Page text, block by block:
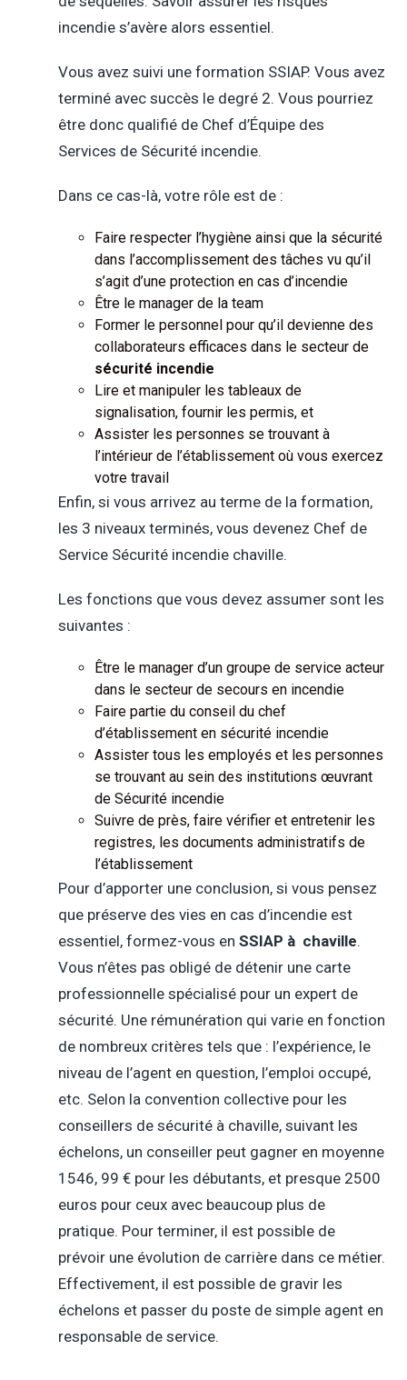
incendie s’avère alors essentiel.
Vous avez suivi une formation SSIAP. Vous avez
terminé avec succès le degré 2. Vous pourriez
être donc qualifié de Chef d’Équipe des
Services de Sécurité incendie.
Dans ce cas-là, votre rôle est de :
Faire respecter l’hygiène ainsi que la sécurité
dans l’accomplissement des tâches vu qu’il
s’agit d’une protection en cas d’incendie
Être le manager de la team
Former le personnel pour qu’il devienne des
collaborateurs efficaces dans le secteur de
sécurité incendie
Lire et manipuler les tableaux de
signalisation, fournir les permis, et
Assister les personnes se trouvant à
l’intérieur de l’établissement où vous exercez
votre travail
Enfin, si vous arrivez au terme de la formation,
les 3 niveaux terminés, vous devenez Chef de
Service Sécurité incendie chaville.
Les fonctions que vous devez assumer sont les
suivantes :
Être le manager d’un groupe de service acteur
dans le secteur de secours en incendie
Faire partie du conseil du chef
d’établissement en sécurité incendie
Assister tous les employés et les personnes
se trouvant au sein des institutions œuvrant
de Sécurité incendie
Suivre de près, faire vérifier et entretenir les
registres, les documents administratifs de
l’établissement
Pour d’apporter une conclusion, si vous pensez
que préserve des vies en cas d’incendie est
essentiel, formez-vous en SSIAP à chaville.
Vous n’êtes pas obligé de détenir une carte
professionnelle spécialisé pour un expert de
sécurité. Une rémunération qui varie en fonction
de nombreux critères tels que : l’expérience, le
niveau de l’agent en question, l’emploi occupé,
etc. Selon la convention collective pour les
conseillers de sécurité à chaville, suivant les
échelons, un conseiller peut gagner en moyenne
1546, 99 € pour les débutants, et presque 2500
euros pour ceux avec beaucoup plus de
pratique. Pour terminer, il est possible de
prévoir une évolution de carrière dans ce métier.
Effectivement, il est possible de gravir les
échelons et passer du poste de simple agent en
responsable de service.